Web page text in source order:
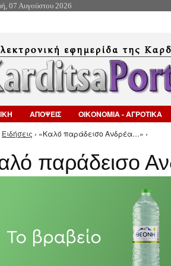
07 Αυγούστου 2026
ΑΠΟΨΕΙΣ ΟΙΚΟΝΟΜΙΑ - ΑΓΡΟΤΙΚΑ
εδώ
Ειδήσεις › «Καλό παράδεισο Ανδρέα…» ›
παράδεισο